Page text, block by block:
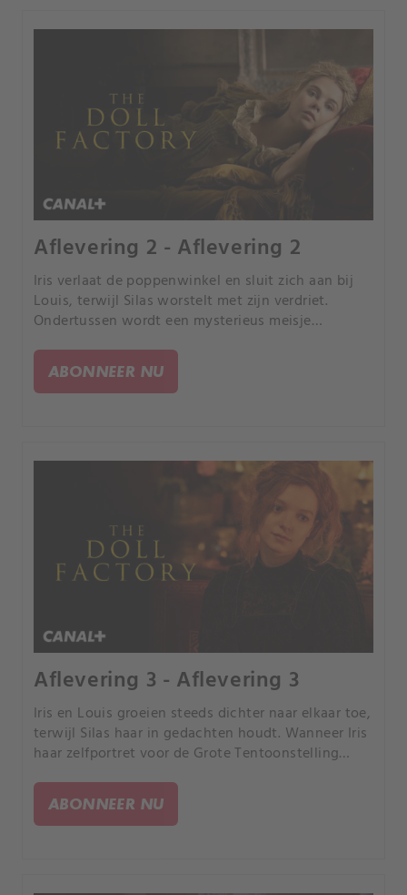
Aflevering 2 - Aflevering 2
Iris verlaat de poppenwinkel en sluit zich aan bij
Louis, terwijl Silas worstelt met zijn verdriet.
Ondertussen wordt een mysterieus meisje
ABONNEER NU
Aflevering 3 - Aflevering 3
Iris en Louis groeien steeds dichter naar elkaar toe,
terwijl Silas haar in gedachten houdt. Wanneer Iris
haar zelfportret voor de Grote Tentoonstelling
ABONNEER NU